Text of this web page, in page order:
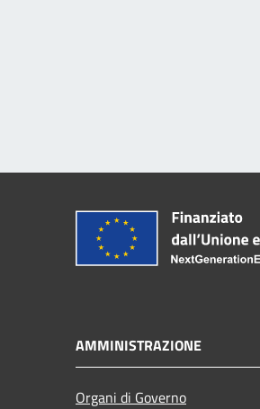
AMMINISTRAZIONE
Organi di Governo